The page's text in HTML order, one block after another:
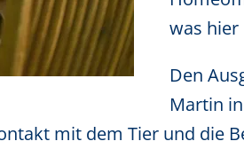
was
Den
Martin
mit dem Tier und die